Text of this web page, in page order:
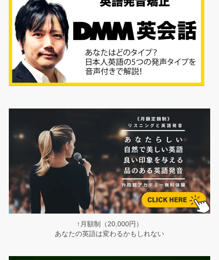
↑月額制（20,000円）
あなたの英語は変わるかもしれない